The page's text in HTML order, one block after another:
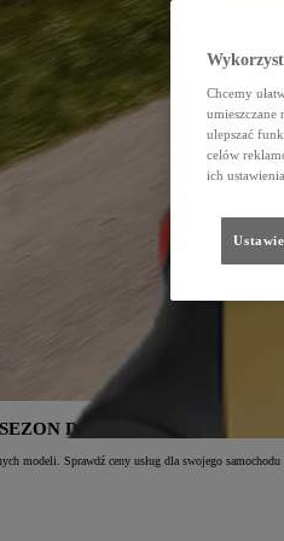
DOBRYCH CEN.
modeli. Sprawdź ceny usług dla swojego
Chcemy
ulepszać
celów
ich